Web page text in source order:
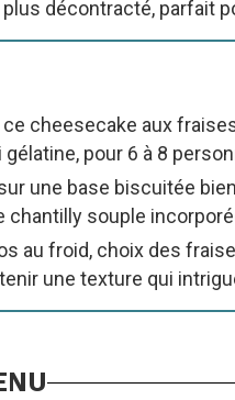
décontracté, parfait
ce cheesecake aux
gélatine, pour 6 à 8
une base biscuitée
chantilly souple
au froid, choix des
une texture qui